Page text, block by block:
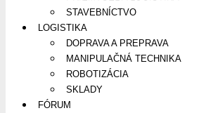
STAVEBNÍCTVO
LOGISTIKA
DOPRAVA A PREPRAVA
MANIPULAČNÁ TECHNIKA
ROBOTIZÁCIA
SKLADY
FÓRUM